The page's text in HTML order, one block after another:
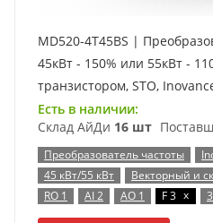
MD520-4T45BS |
45кВт - 150% или 55кВт -
транзистором, STO,
Есть в наличии:
Склад АйДи 16 шт
Преобразователь частоты
45 кВт/55 кВт
Векторный и
RO 1
AI 2 AO 1 F 3 x